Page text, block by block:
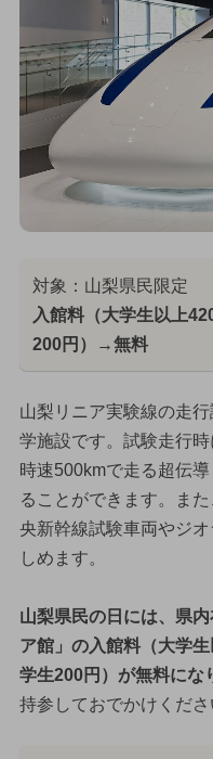
対象：山梨県民限定
入館料（大学生以上
200円）→無料
山梨リニア実験線の走
学施設です。試験走行
時速500kmで走る超伝
ることができます。ま
央新幹線試験車両やジ
しめます。
山梨県民の日には、県
ア館」の入館料（大学
学生200円）が無料にな
持参しておでかけくださ